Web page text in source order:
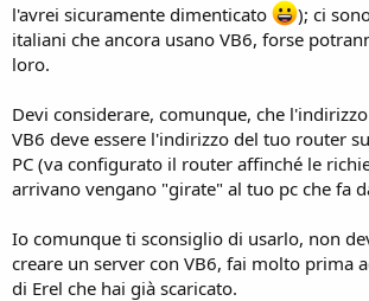
l'avrei sicuramente dimenticato
); ci
italiani che ancora usano VB6, forse
loro.
Devi considerare, comunque, che
VB6 deve essere l'indirizzo del tuo router
PC (va configurato il router affinché le
arrivano vengano "girate" al tuo pc che fa
Io comunque ti sconsiglio di usarlo, non
creare un server con VB6, fai molto prima
di Erel che hai già scaricato.